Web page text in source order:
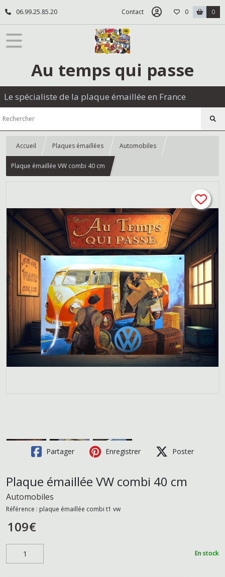
06.99.25.85.20 Contact 0 0
Au temps qui passe
Le spécialiste de la plaque émaillée en France
Accueil Plaques émaillées Automobiles
Plaque émaillée VW combi 40 cm
Partager Enregistrer Poster
Plaque émaillée VW combi 40 cm
Automobiles
Référence : plaque émaillée combi t1 vw
109€
En stock